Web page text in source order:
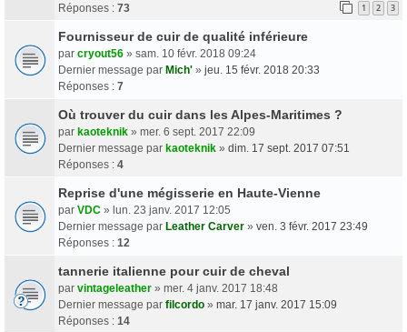
Réponses : 73 1 2 3
Fournisseur de cuir de qualité inférieure
par cryout56 » sam. 10 févr. 2018 09:24
Dernier message par Mich' » jeu. 15 févr. 2018 20:33
Réponses : 7
Où trouver du cuir dans les Alpes-Maritimes ?
par kaoteknik » mer. 6 sept. 2017 22:09
Dernier message par kaoteknik » dim. 17 sept. 2017 07:51
Réponses : 4
Reprise d'une mégisserie en Haute-Vienne
par VDC » lun. 23 janv. 2017 12:05
Dernier message par Leather Carver » ven. 3 févr. 2017 23:49
Réponses : 12
tannerie italienne pour cuir de cheval
par vintageleather » mer. 4 janv. 2017 18:48
Dernier message par filcordo » mar. 17 janv. 2017 15:09
Réponses : 14